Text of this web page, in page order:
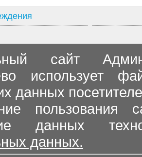
сайт
использует
данных
пользования
данных
данных.